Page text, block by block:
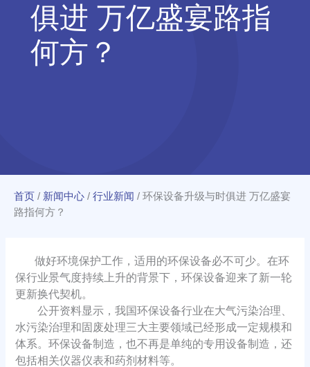
俱进 万亿盛宴路指
何方？
首页 / 新闻中心 / 行业新闻 / 环保设备升级与时俱进 万亿盛宴
路指何方？
做好环境保护工作，适用的环保设备必不可少。在环
保行业景气度持续上升的背景下，环保设备迎来了新一轮
更新换代契机。
公开资料显示，我国环保设备行业在大气污染治理、
水污染治理和固废处理三大主要领域已经形成一定规模和
体系。环保设备制造，也不再是单纯的专用设备制造，还
包括相关仪器仪表和药剂材料等。